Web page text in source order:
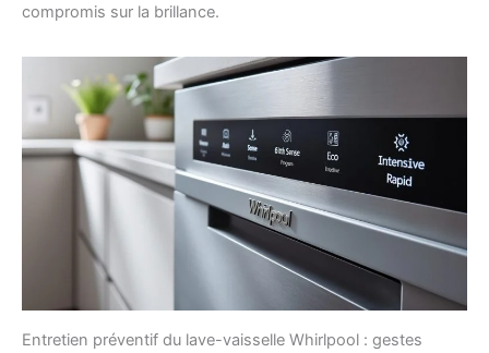
compromis sur la brillance.
Entretien préventif du lave-vaisselle Whirlpool : gestes